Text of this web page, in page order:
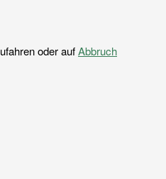
oder aufAbbruch